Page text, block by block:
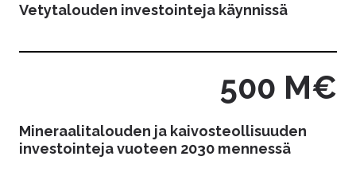
Vetytalouden investointeja käynnissä
500 M€
Mineraalitalouden ja kaivosteollisuuden
investointeja vuoteen 2030 mennessä